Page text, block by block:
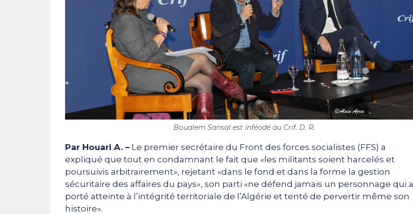
Boualem Sansal est inféodé au Crif. D. R.
Par Houari A. – Le premier secrétaire du Front des forces socialistes (FFS) a
expliqué que tout en condamnant le fait que «les militants soient harcelés et
poursuivis arbitrairement», rejetant «dans le fond et dans la forme la gestion
sécuritaire des affaires du pays», son parti «ne défend jamais un personnage qui a
porté atteinte à l’intégrité territoriale de l’Algérie et tenté de pervertir même son
histoire».